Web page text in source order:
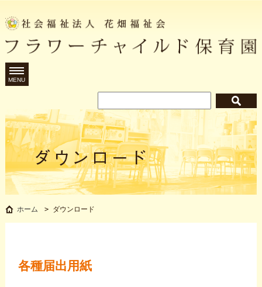
MENU
ダウンロード
ホーム > ダウンロード
各種届出用紙